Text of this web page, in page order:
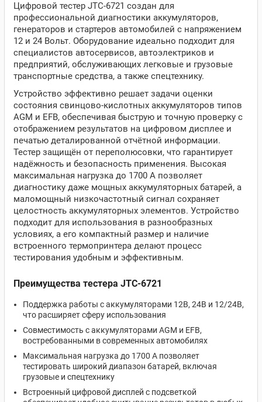
Цифровой тестер JTC-6721 создан для
профессиональной диагностики аккумуляторов,
генераторов и стартеров автомобилей с напряжением
12 и 24 Вольт. Оборудование идеально подходит для
специалистов автосервисов, автоэлектриков и
предприятий, обслуживающих легковые и грузовые
транспортные средства, а также спецтехнику.
Устройство эффективно решает задачи оценки
состояния свинцово-кислотных аккумуляторов типов
AGM и EFB, обеспечивая быструю и точную проверку с
отображением результатов на цифровом дисплее и
печатью деталированной отчётной информации.
Тестер защищён от переполюсовки, что гарантирует
надёжность и безопасность применения. Высокая
максимальная нагрузка до 1700 А позволяет
диагностику даже мощных аккумуляторных батарей, а
маломощный низкочастотный сигнал сохраняет
целостность аккумуляторных элементов. Устройство
подходит для использования в разнообразных
условиях, а его компактный размер и наличие
встроенного термопринтера делают процесс
тестирования удобным и эффективным.
Преимущества тестера JTC-6721
Поддержка работы с аккумуляторами 12В, 24В и 12/24В,
что расширяет сферу использования
Совместимость с аккумуляторами AGM и EFB,
востребованными в современных автомобилях
Максимальная нагрузка до 1700 А позволяет
тестировать широкий диапазон батарей, включая
грузовые и спецтехнику
Встроенный цифровой дисплей с подсветкой